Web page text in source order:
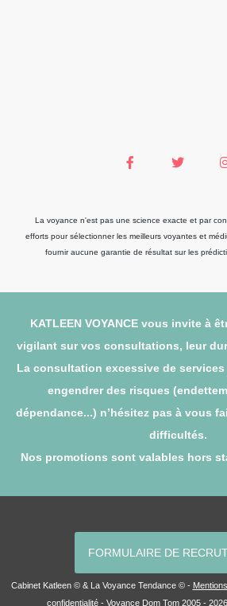
La voyance n'est pas une science exacte et par
efforts pour sélectionner les meilleurs voyantes et
fournir aucune garantie de résultat sur les
KATLEEN VOYANCE vous invite à
vigilant sur vos consultations, leur
La consultation excessive de
engendrer des risques
dépendance...) n’hésitez pas à vous
difficultés.
Nos promotions sont valables hors
FORMULAIRE DE
Cabinet Katleen © & La Voyance Tendance © -
confidentialité - Voyance Dom Tom 2005 -